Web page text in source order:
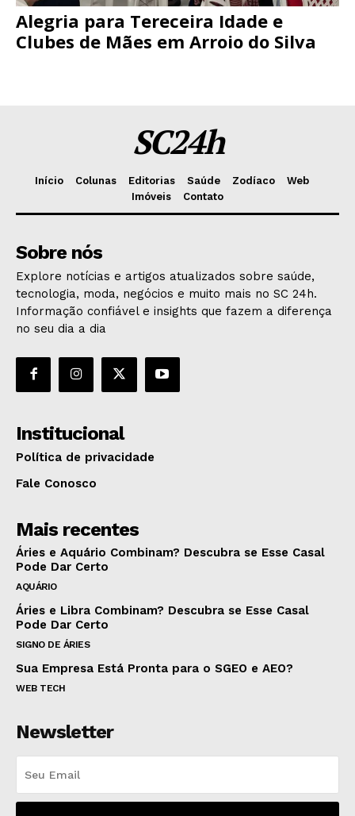
Alegria para Tereceira Idade e
Clubes de Mães em Arroio do Silva
SC24h
Início Colunas Editorias Saúde Zodíaco
Web
Imóveis
Contato
Sobre nós
Explore notícias e artigos atualizados sobre saúde,
tecnologia, moda, negócios e muito mais no SC 24h.
Informação confiável e insights que fazem a diferença
no seu dia a dia
Institucional
Política de privacidade
Fale Conosco
Mais recentes
Áries e Aquário Combinam? Descubra se Esse Casal
Pode Dar Certo
AQUÁRIO
Áries e Libra Combinam? Descubra se Esse Casal
Pode Dar Certo
SIGNO DE ÁRIES
Sua Empresa Está Pronta para o SGEO e AEO?
WEB TECH
Newsletter